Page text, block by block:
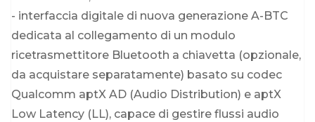
- interfaccia digitale di nuova generazione A-BTC
dedicata al collegamento di un modulo
ricetrasmettitore Bluetooth a chiavetta (opzionale,
da acquistare separatamente) basato su codec
Qualcomm aptX AD (Audio Distribution) e aptX
Low Latency (LL), capace di gestire flussi audio